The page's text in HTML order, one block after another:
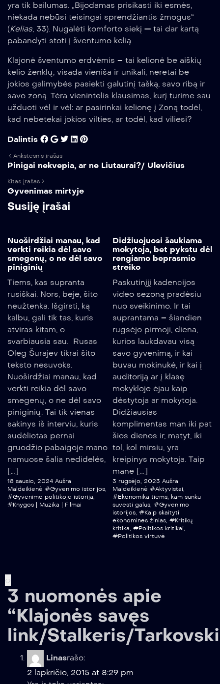
yra tik bailumas. „Bijodamas prisikasti iki esmės,
niekada nebūsi teisingai sprendžiantis žmogus“
(Kelias, 33). Nugalėti komforto siekį — tai dar kartą
pabandyti stoti į šventumo kelią.
Klajonė šventumo erdvėmis – tai kelionė be aiškių
kelio ženklų, visada vieniša ir unikali, neretai be
jokios galimybės pasiekti galutinį tašką, savo ribą ir
savo zoną. Tėra vienintelis klausimas, kurį turime sau
užduoti vėl ir vėl: ar pasirinkai kelionę į Zoną todėl,
kad nebetekai jokios vilties, ar todėl, kad viliesi?
Dalintis
Ankstesnis įrašas
Pinigai nekvepia, ar ne Liutaurai?/ Ulevičius
Kitas įrašas
Gyvenimas mirtyje
Susiję įrašai
Nuoširdžiai manau, kad
verkti reikia dėl savo
smegenų, o ne dėl savo
piniginių
Tiems, kas supranta
rusiškai. Nors, beje, šito
neužtenka. Išgirsti, ką
kalbu, gali tik tas, kuris
atviras kitam, o
svarbiausia sau. Rusas
Oleg Šurajev tikrai šito
teksto nesuvoks.
Nuoširdžiai manau, kad
verkti reikia dėl savo
smegenų, o ne dėl savo
piniginių. Tai tik vienas
sakinys iš interviu, kuris
sudėliotas pernai
gruodžio pabaigoje mano
namuose šalia nedidelės,
[…]
18 sausio, 2024 Aušra
Maldeikienė #Gyvenimo istorijos,
#Gyvenimo politikoje istorija,
#Knygos | Muzika | Filmai
Didžiuojuosi šaukiama
mokytoja, bet pykstu dėl
rengiamo beprasmio
streiko
Paskutinįjį kadencijos
video sezoną pradėsiu
nuo sveikinimo. Ir tai
suprantama – šiandien
rugsėjo pirmoji, diena,
kurios laukdavau visą
savo gyvenimą, ir kai
buvau mokinukė, ir kai į
auditoriją ar į klasę
mokykloje ėjau kaip
dėstytoja ar mokytoja.
Didžiausias
komplimentas man iki pat
šios dienos ir, matyt, iki
tol, kol mirsiu, yra
kreipinys mokytoja. Taip
mane […]
3 rugsėjo, 2023 Aušra
Maldeikienė #Aktyvistai,
#Ekonomika tiems, kam sunku
suvesti galus, #Gyvenimo
istorijos, #Kaip skaityti
ekonomines žinias, #Kritikų
kritika, #Politikos kritikai,
#Politikos virtuvė
‹›
3 nuomonės apie
“Klajonės savęs
link/Stalkeris/
Linasrašo:
2 lapkričio, 2015 at 8:29 pm